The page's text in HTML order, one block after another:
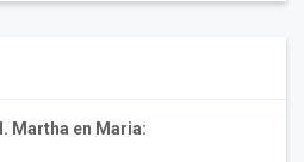
Martha en Maria: